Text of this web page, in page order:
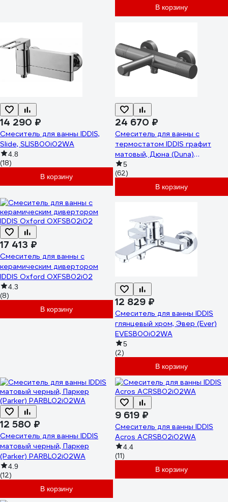
В корзину
14 290 ₽
Смеситель для ванны IDDIS,
Slide, SLISB00i02WA
4.8
(18)
В корзину
24 670 ₽
Смеситель для ванны с
термостатом IDDIS графит
матовый, Дюна (Duna)
DUNGM02i74WA
5
(62)
В корзину
17 413 ₽
Смеситель для ванны с
керамическим дивертором
IDDIS Oxford OXFSB02i02
4.3
(8)
В корзину
12 829 ₽
Смеситель для ванны IDDIS
глянцевый хром, Эвер (Ever)
EVESB00i02WA
5
(2)
В корзину
12 580 ₽
Смеситель для ванны IDDIS
матовый черный, Паркер
(Parker) PARBL02i02WA
4.9
(12)
В корзину
9 619 ₽
Смеситель для ванны IDDIS
Acros ACRSB02i02WA
4.4
(11)
В корзину